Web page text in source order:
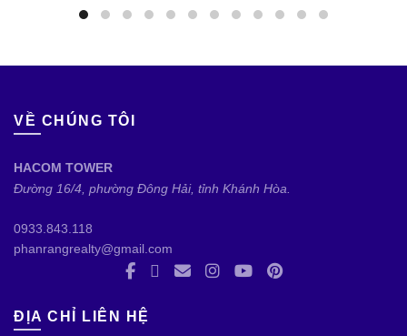
VỀ CHÚNG TÔI
HACOM TOWER
Đường 16/4, phường Đông Hải, tỉnh Khánh Hòa.
0933.843.118
phanrangrealty@gmail.com
ĐỊA CHỈ LIÊN HỆ